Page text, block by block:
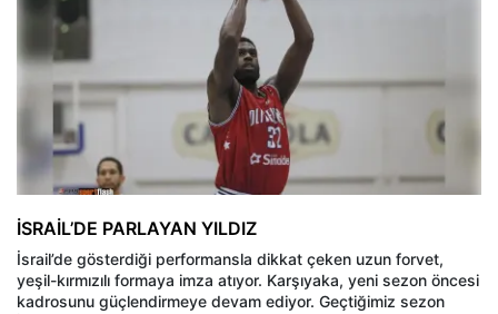
İSRAİL’DE PARLAYAN YILDIZ
İsrail’de gösterdiği performansla dikkat çeken uzun forvet,
yeşil-kırmızılı formaya imza atıyor. Karşıyaka, yeni sezon öncesi
kadrosunu güçlendirmeye devam ediyor. Geçtiğimiz sezon